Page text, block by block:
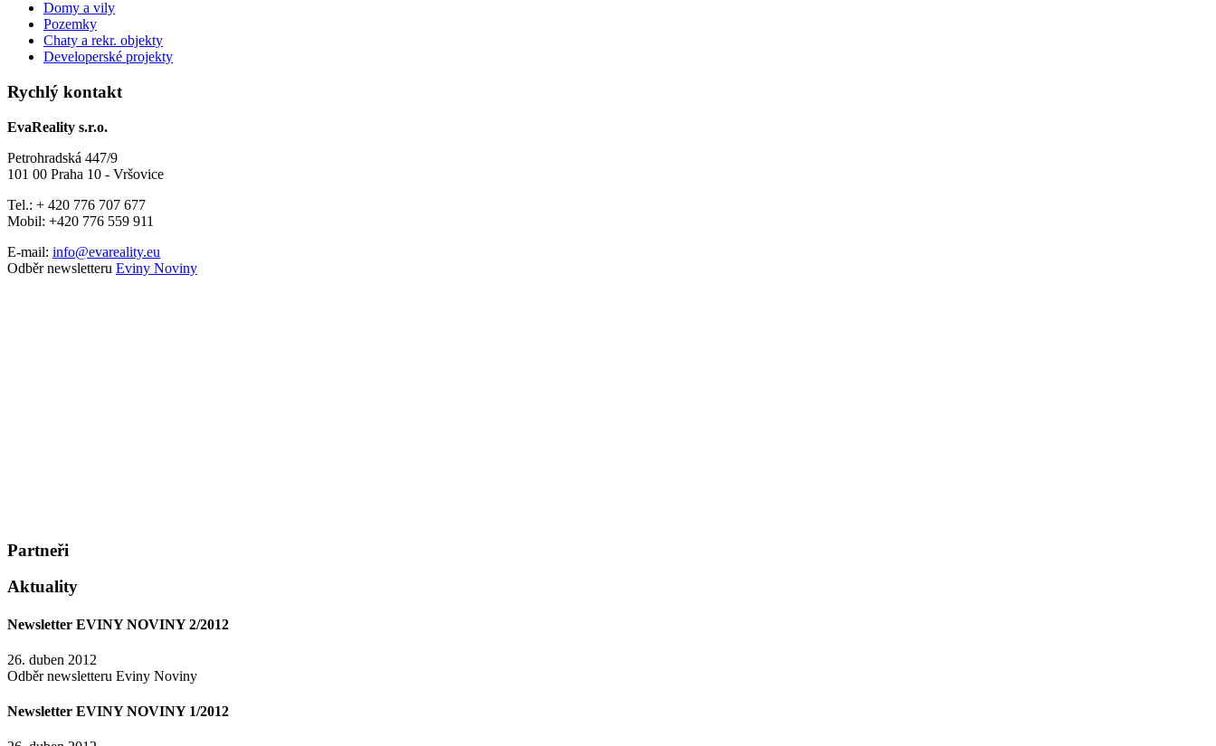
Domy a vily
Pozemky
Chaty a rekr. objekty
Developerské projekty
Rychlý kontakt
EvaReality s.r.o.
Petrohradská 447/9
101 00 Praha 10 - Vršovice
Tel.: + 420 776 707 677
Mobil: +420 776 559 911
E-mail: info@evareality.eu
Odběr newsletteru Eviny Noviny
Partneři
Aktuality
Newsletter EVINY NOVINY 2/2012
26. duben 2012
Odběr newsletteru Eviny Noviny
Newsletter EVINY NOVINY 1/2012